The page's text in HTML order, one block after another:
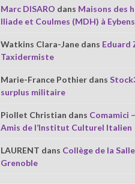
Marc DISARO dans Maisons des
Iliade et Coulmes (MDH) à Eybens
Watkins Clara-Jane dans Eduard
Taxidermiste
Marie-France Pothier dans
surplus militaire
Piollet Christian dans Comamici
Amis de l’Institut Culturel Italien
LAURENT dans Collège de la Salle
Grenoble